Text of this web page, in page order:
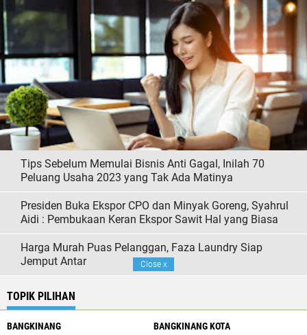
Tips Sebelum Memulai Bisnis Anti Gagal, Inilah 70
Peluang Usaha 2023 yang Tak Ada Matinya
Presiden Buka Ekspor CPO dan Minyak Goreng, Syahrul
Aidi : Pembukaan Keran Ekspor Sawit Hal yang Biasa
Harga Murah Puas Pelanggan, Faza Laundry Siap
Jemput Antar
TOPIK PILIHAN
BANGKINANG BANGKINANG KOTA
Close x